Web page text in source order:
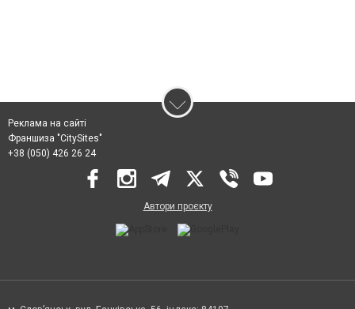
Реклама на сайті
Франшиза "CitySites"
+38 (050) 426 26 24
Автори проєкту